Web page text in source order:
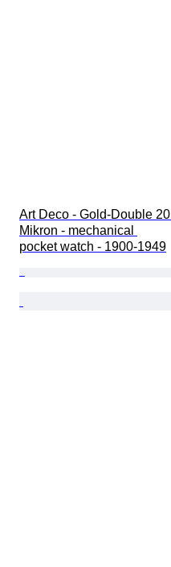
Art Deco - Gold-Double 20
Mikron - mechanical
pocket watch - 1900-1949